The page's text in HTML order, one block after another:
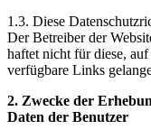
1.3. Diese
Der Betreiber der
haftet nicht für diese,
verfügbare Links
2. Zwecke der
Daten der Benutzer